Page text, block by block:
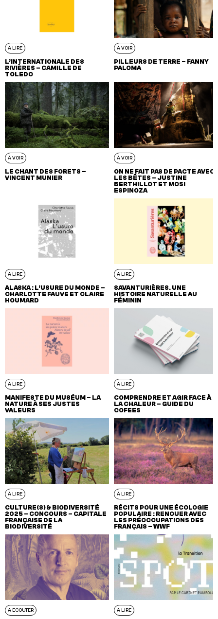
À LIRE
L’INTERNATIONALE DES
RIVIÈRES – CAMILLE DE
TOLEDO
À VOIR
PILLEURS DE TERRE – FANNY
PALOMA
À VOIR
LE CHANT DES FORETS –
VINCENT MUNIER
À VOIR
ON NE FAIT PAS DE PACTE AVEC
LES BÊTES – JUSTINE
BERTHILLOT ET MOSI
ESPINOZA
À LIRE
ALASKA : L’USURE DU MONDE –
CHARLOTTE FAUVE ET CLAIRE
HOUMARD
À LIRE
SAVANTURIÈRES. UNE
HISTOIRE NATURELLE AU
FÉMININ
À LIRE
MANIFESTE DU MUSÉUM – LA
NATURE À SES JUSTES
VALEURS
À LIRE
COMPRENDRE ET AGIR FACE À
LA CHALEUR – GUIDE DU
COFEES
À LIRE
CULTURE(S) & BIODIVERSITÉ
2025 – CONCOURS – CAPITALE
FRANÇAISE DE LA
BIODIVERSITÉ
À LIRE
RÉCITS POUR UNE ÉCOLOGIE
POPULAIRE : RENOUER AVEC
LES PRÉOCCUPATIONS DES
FRANÇAIS – WWF
À ÉCOUTER À LIRE